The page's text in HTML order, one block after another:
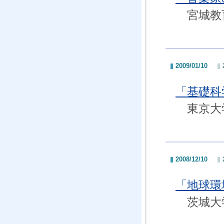
宮城教
2009/01/10
「基礎
東京大
2008/12/10
「地球
茨城大